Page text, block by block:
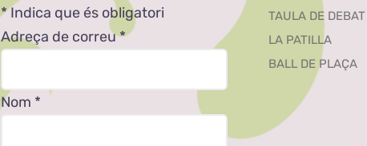
*Indica que és obligatori
Adreça de correu*
Nom *
TAULA DE DEBAT
LA PATILLA
BALL DE PLAÇA